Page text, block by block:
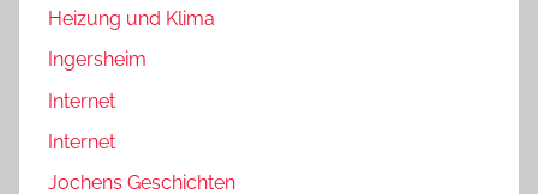
Heizung und Klima
Ingersheim
Internet
Internet
Jochens Geschichten